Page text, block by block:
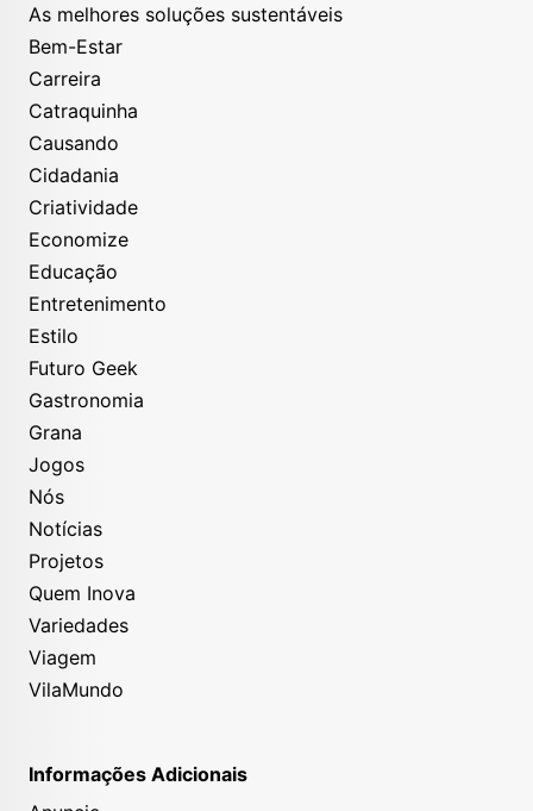
As melhores soluções sustentáveis
Bem-Estar
Carreira
Catraquinha
Causando
Cidadania
Criatividade
Economize
Educação
Entretenimento
Estilo
Futuro Geek
Gastronomia
Grana
Jogos
Nós
Notícias
Projetos
Quem Inova
Variedades
Viagem
VilaMundo
Informações Adicionais